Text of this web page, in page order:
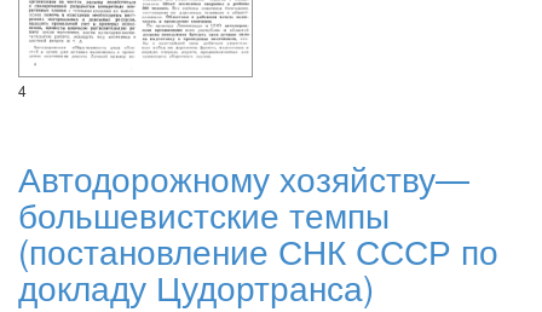
4
Автодорожному хозяйству—
большевистские темпы
(постановление СНК СССР по
докладу Цудортранса)